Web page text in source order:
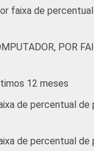
faixa de
POR
12 meses
de percentual
de percentual